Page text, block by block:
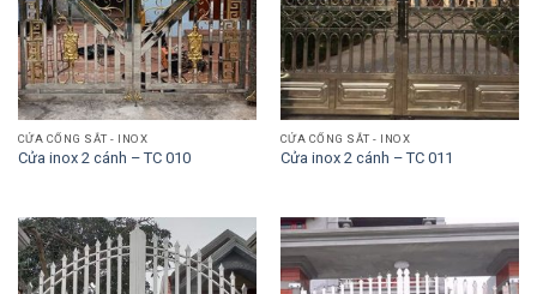
CỬA CỔNG SẮT - INOX
Cửa inox 2 cánh – TC 010
CỬA CỔNG SẮT - INOX
Cửa inox 2 cánh – TC 011